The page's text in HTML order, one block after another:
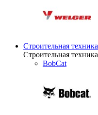
Строительная техника
Строительная техника
BobCat